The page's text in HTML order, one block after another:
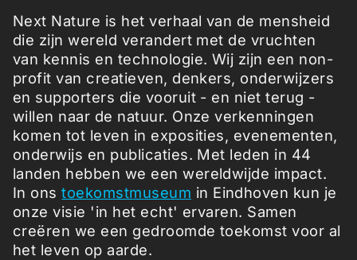
Next Nature is het verhaal van de mensheid
die zijn wereld verandert met de vruchten
van kennis en technologie. Wij zijn een non-
profit van creatieven, denkers, onderwijzers
en supporters die vooruit - en niet terug -
willen naar de natuur. Onze verkenningen
komen tot leven in exposities, evenementen,
onderwijs en publicaties. Met leden in 44
landen hebben we een wereldwijde impact.
In onstoekomstmuseum in Eindhoven kun je
onze visie 'in het echt' ervaren. Samen
creëren we een gedroomde toekomst voor al
het leven op aarde.